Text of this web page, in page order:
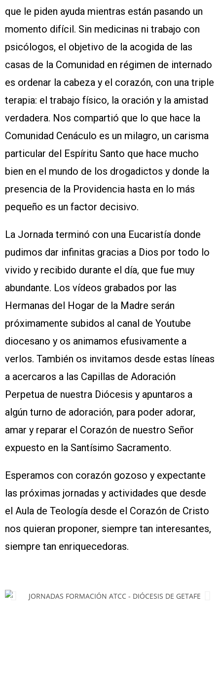
que le piden ayuda mientras están pasando un
momento difícil. Sin medicinas ni trabajo con
psicólogos, el objetivo de la acogida de las
casas de la Comunidad en régimen de internado
es ordenar la cabeza y el corazón, con una triple
terapia: el trabajo físico, la oración y la amistad
verdadera. Nos compartió que lo que hace la
Comunidad Cenáculo es un milagro, un carisma
particular del Espíritu Santo que hace mucho
bien en el mundo de los drogadictos y donde la
presencia de la Providencia hasta en lo más
pequeño es un factor decisivo.
La Jornada terminó con una Eucaristía donde
pudimos dar infinitas gracias a Dios por todo lo
vivido y recibido durante el día, que fue muy
abundante. Los vídeos grabados por las
Hermanas del Hogar de la Madre serán
próximamente subidos al canal de Youtube
diocesano y os animamos efusivamente a
verlos. También os invitamos desde estas líneas
a acercaros a las Capillas de Adoración
Perpetua de nuestra Diócesis y apuntaros a
algún turno de adoración, para poder adorar,
amar y reparar el Corazón de nuestro Señor
expuesto en la Santísimo Sacramento.
Esperamos con corazón gozoso y expectante
las próximas jornadas y actividades que desde
el Aula de Teología desde el Corazón de Cristo
nos quieran proponer, siempre tan interesantes,
siempre tan enriquecedoras.